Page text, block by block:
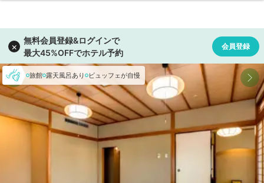
旅館 露天風呂あり ビュッフェが自慢